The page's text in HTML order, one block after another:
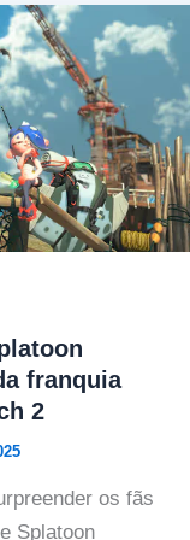
franquia
2
os fãs
Splatoon